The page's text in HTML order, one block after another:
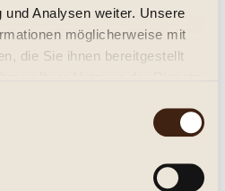
Analysen weiter. Unsere
möglicherweise mit
die Sie ihnen bereitgestellt
In den Warenkorb